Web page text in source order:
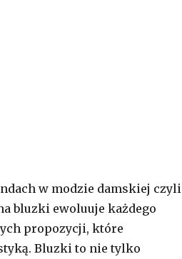
w modzie damskiej czyli
bluzki ewoluuje każdego
propozycji, które
Bluzki to nie tylko